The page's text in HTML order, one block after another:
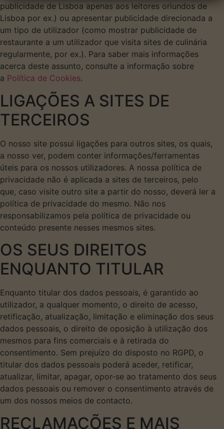
publicidade de Lisboa apenas aos leitores oriundos de
Lisboa por ex.) ou apresentar publicidade direcionada a
um tipo de utilizador (como mostrar publicidade de
restaurante a um utilizador que visita sites de culinária
regularmente, por ex.). Para saber mais informações
acerca deste assunto, consulte a informação sobre
a Política de Cookies.
LIGAÇÕES A SITES DE
TERCEIROS
O nosso site possui ligações para outros sites, os quais,
a nosso ver, podem conter informações/ferramentas
úteis para os nossos utilizadores. A nossa política de
privacidade não é aplicada a sites de terceiros, pelo
que, caso visite outro site a partir do nosso, deverá ler a
política de privacidade do mesmo. Não nos
responsabilizamos pela política de privacidade ou
conteúdo presente nesses mesmos sites.
OS SEUS DIREITOS
ENQUANTO TITULAR
Enquanto titular dos dados pessoais, é garantido ao
utilizador, a qualquer momento, o direito de acesso,
retificação, atualização, limitação e eliminação dos seus
dados pessoais, o direito de oposição à utilização dos
mesmos para fins comerciais e à retirada do
consentimento. Sem prejuízo do disposto no RGPD, o
titular dos dados pessoais poderá aceder, retificar,
atualizar, limitar, apagar, opor-se ao tratamento dos seus
dados pessoais ou remover o consentimento através de
um dos nossos meios de contacto.
RECLAMAÇÕES E MAIS